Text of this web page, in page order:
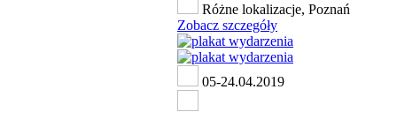
Różne lokalizacje, Poznań
Zobacz szczegóły
05-24.04.2019